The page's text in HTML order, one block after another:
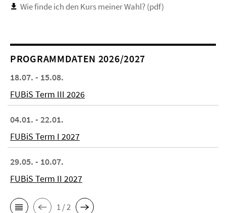
Wie finde ich den Kurs meiner Wahl? (pdf)
PROGRAMMDATEN 2026/2027
18.07. - 15.08.
FUBiS Term III 2026
04.01. - 22.01.
FUBiS Term I 2027
29.05. - 10.07.
FUBiS Term II 2027
1 / 2